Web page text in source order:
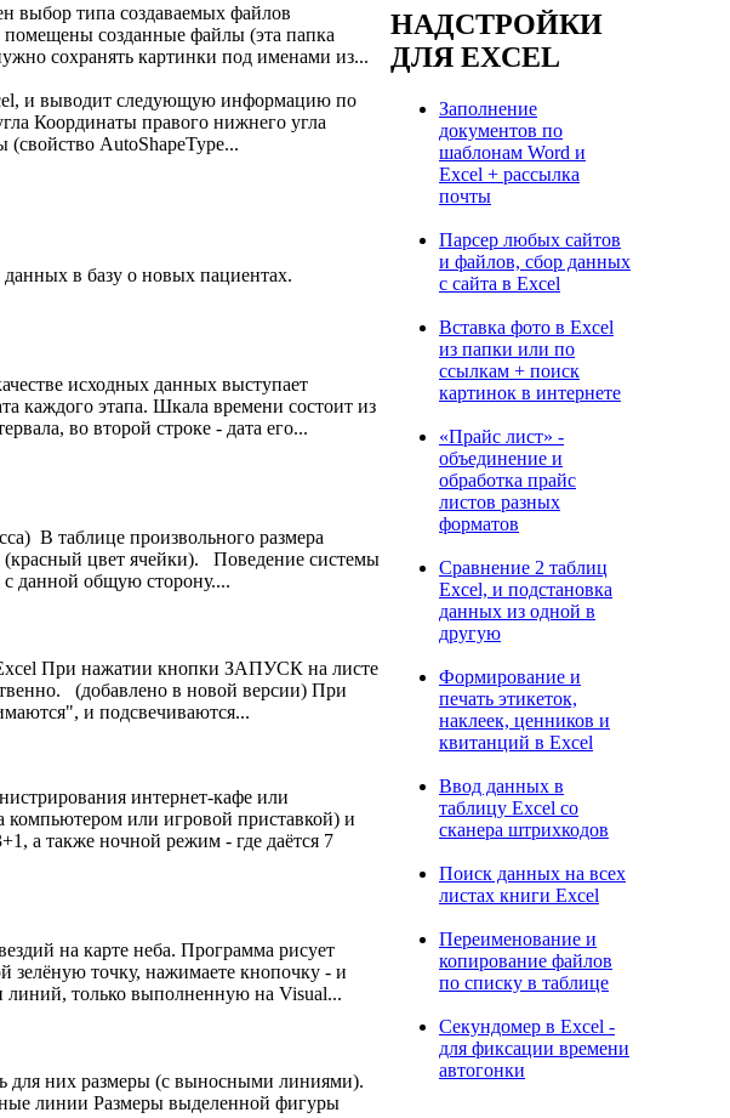
выбор типа создаваемых файлов
созданные файлы (эта папка
сохранять картинки под именами из...
и выводит следующую информацию по
Координаты правого нижнего угла
AutoShapeType...
в базу о новых пациентах.
исходных данных выступает
каждого этапа. Шкала времени состоит из
во второй строке - дата его...
В таблице произвольного размера
(красный цвет ячейки). Поведение системы
данной общую сторону....
Excel При нажатии кнопки ЗАПУСК на листе
(добавлено в новой версии) При
и подсвечиваются...
интернет-кафе или
компьютером или игровой приставкой) и
а также ночной режим - где даётся 7
на карте неба. Программа рисует
зелёную точку, нажимаете кнопочку - и
линий, только выполненную на Visual...
для них размеры (с выносными линиями).
линии Размеры выделенной фигуры
НАДСТРОЙКИ
ДЛЯ EXCEL
Заполнение
документов по
шаблонам Word и
Excel + рассылка
почты
Парсер любых сайтов
и файлов, сбор данных
с сайта в Excel
Вставка фото в Excel
из папки или по
ссылкам + поиск
картинок в интернете
«Прайс лист» -
объединение и
обработка прайс
листов разных
форматов
Сравнение 2 таблиц
Excel, и подстановка
данных из одной в
другую
Формирование и
печать этикеток,
наклеек, ценников и
квитанций в Excel
Ввод данных в
таблицу Excel со
сканера штрихкодов
Поиск данных на всех
листах книги Excel
Переименование и
копирование файлов
по списку в таблице
Секундомер в Excel -
для фиксации времени
автогонки